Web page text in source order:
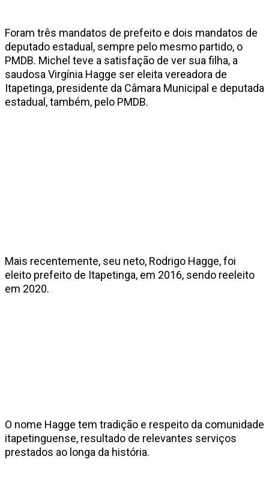
Foram três mandatos de prefeito e dois mandatos de
deputado estadual, sempre pelo mesmo partido, o
PMDB. Michel teve a satisfação de ver sua filha, a
saudosa Virgínia Hagge ser eleita vereadora de
Itapetinga, presidente da Câmara Municipal e deputada
estadual, também, pelo PMDB.
Mais recentemente, seu neto, Rodrigo Hagge, foi
eleito prefeito de Itapetinga, em 2016, sendo reeleito
em 2020.
O nome Hagge tem tradição e respeito da comunidade
itapetinguense, resultado de relevantes serviços
prestados ao longa da história.